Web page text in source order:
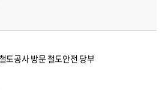
도공사 방문 철도안전 당부